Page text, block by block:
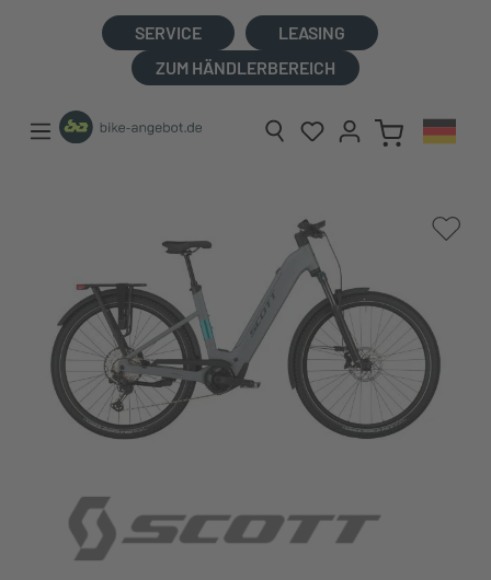
SERVICE
LEASING
ZUM HÄNDLERBEREICH